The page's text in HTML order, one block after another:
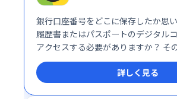
銀行口座番号をどこに保存したか思
履歴書またはパスポートのデジタル
アクセスする必要がありますか？ そ
ボードPROを作成しました。タップ
の情報を検索、コピー、貼り付ける最
す。
詳しく見る